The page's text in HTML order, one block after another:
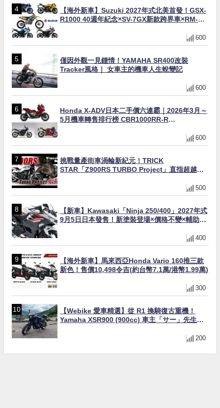
【海外新車】Suzuki 2027年式北美首發！GSX-
R1000 40週年紀念×SV-7GX新款跨界車×RM-
600
僅因外觀一見鍾情！YAMAHA SR400改裝
Tracker風格｜ 女車主的機車人生蛻變記
600
Honda X-ADV日本二手價六連霸｜2026年3月～
5月機車轉售排行榜 CBR1000RR-R
600
挑戰量產街車渦輪新紀元！TRICK
STAR「Z900RS TURBO Project」直指超越
500
【新車】Kawasaki「Ninja 250/400」2027年式
9月5日日本發售！新塗裝登場×價格不變×輔助滑
400
【海外新車】馬來西亞Honda Vario 160推三款
新色！售價10,498令吉(約台幣7.1萬/港幣1.99萬)
300
【Webike 愛車精選】從 R1 換騎復古重機！
Yamaha XSR900 (900cc) 車主「サー」先生真
200